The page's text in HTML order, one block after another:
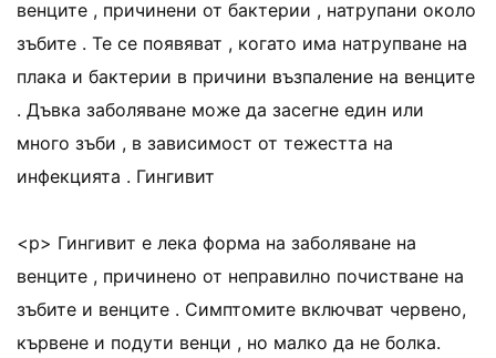
венците , причинени от бактерии , натрупани около
зъбите . Те се появяват , когато има натрупване на
плака и бактерии в причини възпаление на венците
. Дъвка заболяване може да засегне един или
много зъби , в зависимост от тежестта на
инфекцията . Гингивит
<р> Гингивит е лека форма на заболяване на
венците , причинено от неправилно почистване на
зъбите и венците . Симптомите включват червено,
кървене и подути венци , но малко да не болка.